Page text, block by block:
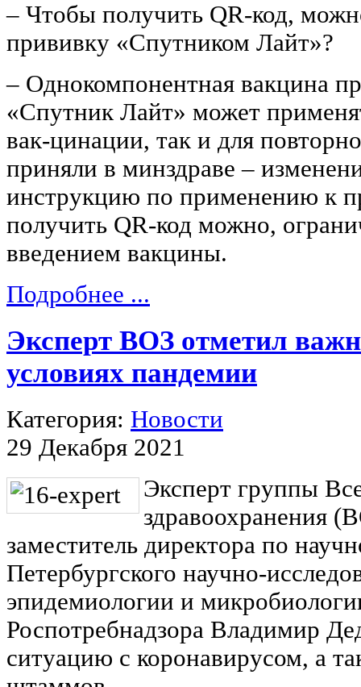
– Чтобы получить QR-код,
прививку «Спутником Лайт»?
– Однокомпонентная вакцина
«Спутник Лайт» может
вак-цинации, так и для
приняли в минздраве –
инструкцию по применению к
получить QR-код можно,
введением вакцины.
Подробнее ...
Эксперт ВОЗ отметил
условиях пандемии
Категория: Новости
29 Декабря 2021
Эксперт группы
здравоохранения
заместитель директора по
Петербургского научно-
эпидемиологии и
Роспотребнадзора Владимир
ситуацию с коронавирусом, а